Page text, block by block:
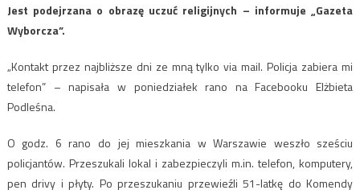
Jest podejrzana o obrazę uczuć religijnych – informuje „Gazeta
Wyborcza”.
„Kontakt przez najbliższe dni ze mną tylko via mail. Policja zabiera mi
telefon” – napisała w poniedziałek rano na Facebooku Elżbieta
Podleśna.
O godz. 6 rano do jej mieszkania w Warszawie weszło sześciu
policjantów. Przeszukali lokal i zabezpieczyli m.in. telefon, komputery,
pen drivy i płyty. Po przeszukaniu przewieźli 51-latkę do Komendy